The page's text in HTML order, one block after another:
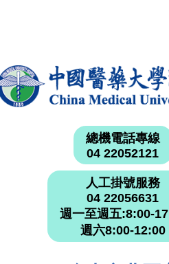
總機電話專線
04 22052121
人工掛號服務
04 22056631
週一至週五:8:00-
週六8:00-12:00